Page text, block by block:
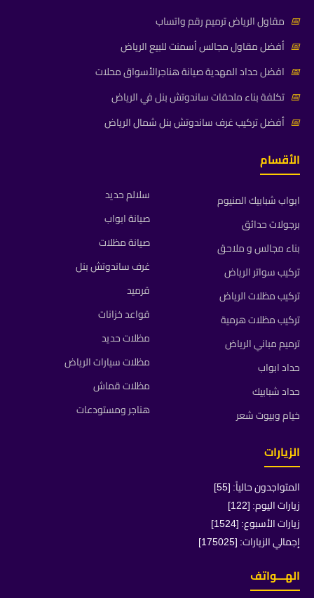
📅 مقاول الرياض ترميم رقم واتساب
📅 أفضل مقاول مجالس أسمنت للبيع الرياض
📅 افضل حداد المهدية صيانة هناجرالأسواق محلات
📅 تكلفة بناء ملحقات ساندوتش بنل في الرياض
📅 أفضل تركيب غرف ساندوتش بنل شمال الرياض
الأقسام
ابواب شبابيك المنيوم
برجولات حدائق
بناء مجالس و ملاحق
تركيب سواتر الرياض
تركيب مظلات الرياض
تركيب مظلات هرمية
ترميم مباني الرياض
حداد ابواب
حداد شبابيك
خيام وبيوت شعر
سلالم حديد
صيانة ابواب
صيانة مظلات
غرف ساندوتش بنل
قرميد
قواعد خزانات
مظلات حديد
مظلات سيارات الرياض
مظلات قماش
هناجر ومستودعات
الزيارات
المتواجدون حالياً: [55]
زيارات اليوم: [122]
زيارات الأسبوع: [1524]
إجمالي الزيارات: [175025]
الهـــواتف